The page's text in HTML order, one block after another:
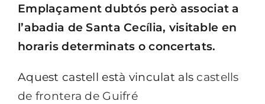
Emplaçament dubtós però associat a
l’abadia de Santa Cecília, visitable en
horaris determinats o concertats.
Aquest castell està vinculat als castells
de frontera de Guifré